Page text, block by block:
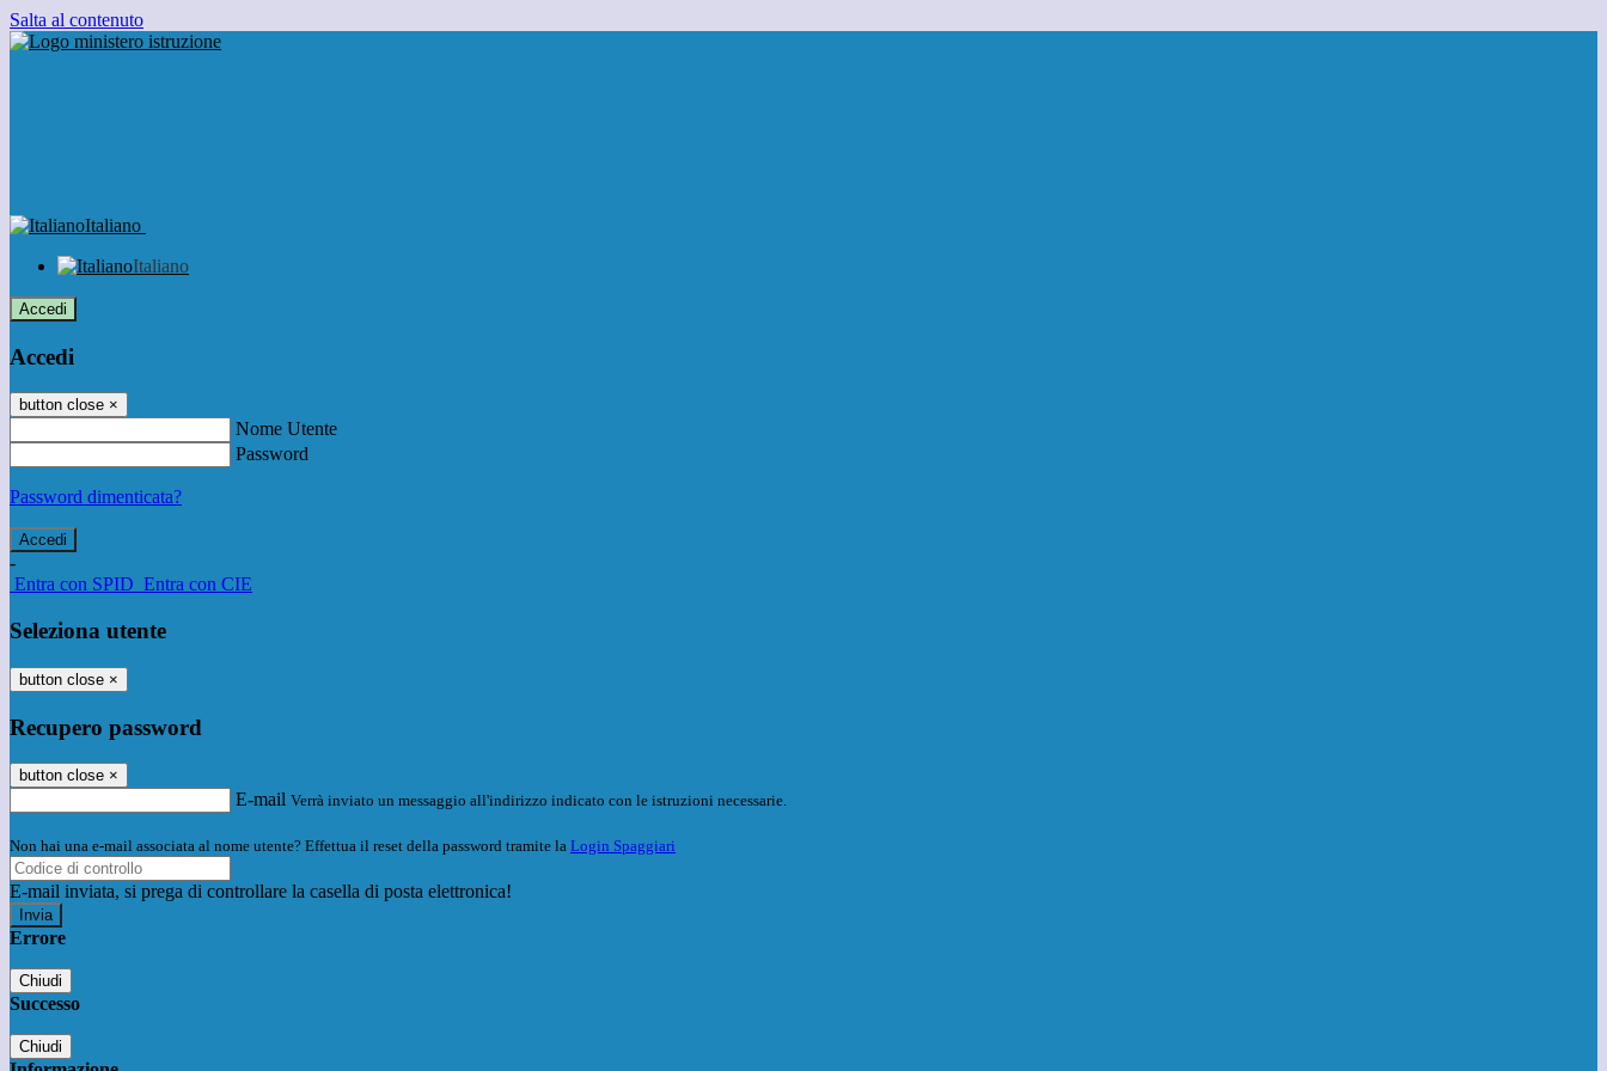
Salta al contenuto
Italiano
Italiano
Accedi
Accedi
button close ×
Nome Utente
Password
Password dimenticata?
-
Entra con SPID Entra con CIE
Seleziona utente
button close ×
Recupero password
button close ×
E-mail Verrà inviato un messaggio all'indirizzo indicato con le istruzioni necessarie.
Non hai una e-mail associata al nome utente? Effettua il reset della password tramite la Login Spaggiari
E-mail inviata, si prega di controllare la casella di posta elettronica!
Errore
Chiudi
Successo
Chiudi